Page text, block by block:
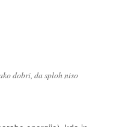
dobri, da sploh niso